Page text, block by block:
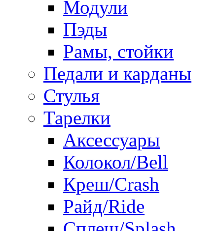
Модули
Пэды
Рамы, стойки
Педали и карданы
Стулья
Тарелки
Аксессуары
Колокол/Bell
Креш/Crash
Райд/Ride